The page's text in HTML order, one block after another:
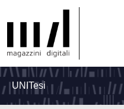
UNITesi